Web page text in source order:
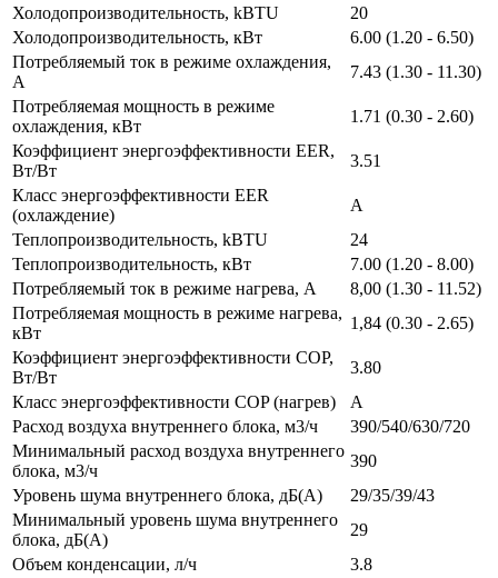
Холодопроизводительность, kBTU
20
Холодопроизводительность, кВт
6.00 (1.20 - 6.50)
Потребляемый ток в режиме охлаждения,
A
7.43 (1.30 - 11.30)
Потребляемая мощность в режиме
охлаждения, кВт
1.71 (0.30 - 2.60)
Коэффициент энергоэффективности EER,
Вт/Вт
3.51
Класс энергоэффективности EER
(охлаждение)
A
Теплопроизводительность, kBTU
24
Теплопроизводительность, кВт
7.00 (1.20 - 8.00)
Потребляемый ток в режиме нагрева, A
8,00 (1.30 - 11.52)
Потребляемая мощность в режиме нагрева,
кВт
1,84 (0.30 - 2.65)
Коэффициент энергоэффективности COP,
Вт/Вт
3.80
Класс энергоэффективности COP (нагрев)
A
Расход воздуха внутреннего блока, м3/ч
390/540/630/720
Минимальный расход воздуха внутреннего
блока, м3/ч
390
Уровень шума внутреннего блока, дБ(А)
29/35/39/43
Минимальный уровень шума внутреннего
блока, дБ(А)
29
Объем конденсации, л/ч
3.8